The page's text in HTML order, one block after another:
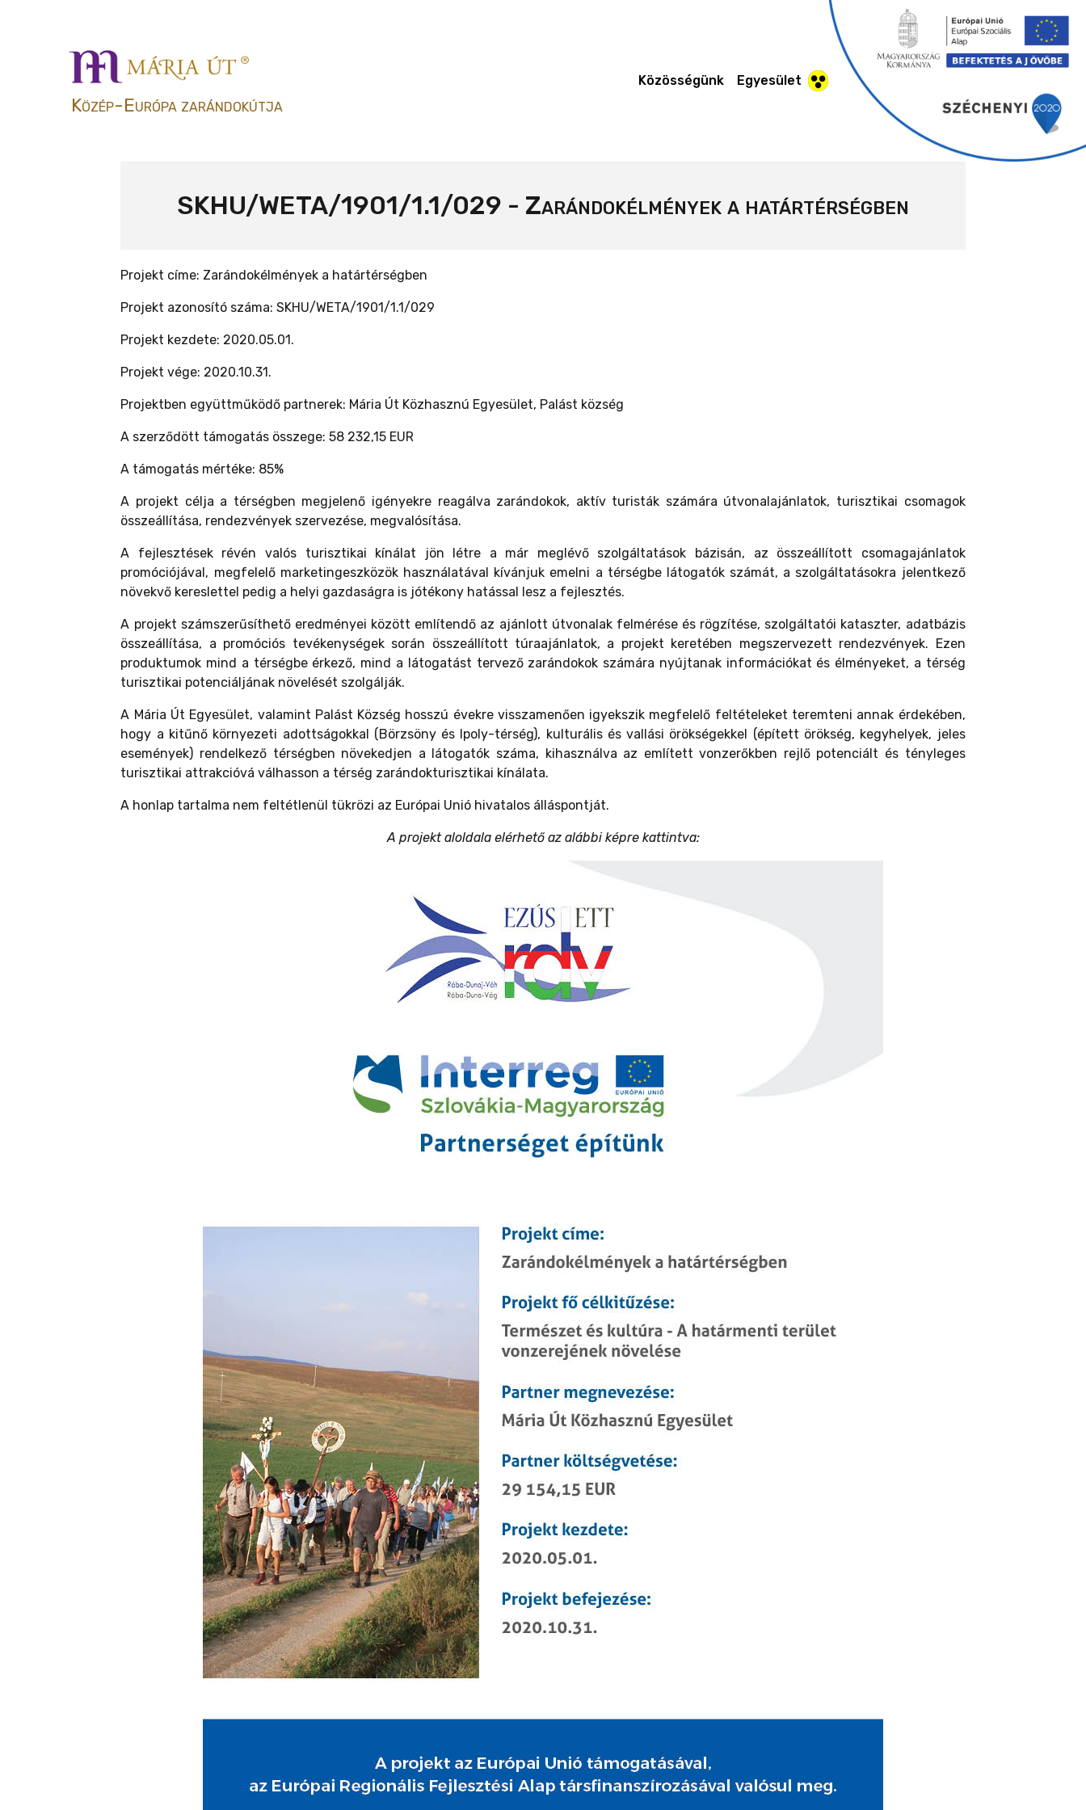
Közép-Európa zarándokútja
Egyesület
Közösségünk
SKHU/WETA/1901/1.1/029 - Zarándokélmények a határtérségben
Projekt címe: Zarándokélmények a határtérségben
Projekt azonosító száma: SKHU/WETA/1901/1.1/029
Projekt kezdete: 2020.05.01.
Projekt vége: 2020.10.31.
Projektben együttműködő partnerek: Mária Út Közhasznú Egyesület, Palást község
A szerződött támogatás összege: 58 232,15 EUR
A támogatás mértéke: 85%
A projekt célja a térségben megjelenő igényekre reagálva zarándokok, aktív turisták számára útvonalajánlatok, turisztikai csomagok
összeállítása, rendezvények szervezése, megvalósítása.
A fejlesztések révén valós turisztikai kínálat jön létre a már meglévő szolgáltatások bázisán, az összeállított csomagajánlatok
promóciójával, megfelelő marketingeszközök használatával kívánjuk emelni a térségbe látogatók számát, a szolgáltatásokra jelentkező
növekvő kereslettel pedig a helyi gazdaságra is jótékony hatással lesz a fejlesztés.
A projekt számszerűsíthető eredményei között említendő az ajánlott útvonalak felmérése és rögzítése, szolgáltatói kataszter, adatbázis
összeállítása, a promóciós tevékenységek során összeállított túraajánlatok, a projekt keretében megszervezett rendezvények. Ezen
produktumok mind a térségbe érkező, mind a látogatást tervező zarándokok számára nyújtanak információkat és élményeket, a térség
turisztikai potenciáljának növelését szolgálják.
A Mária Út Egyesület, valamint Palást Község hosszú évekre visszamenően igyekszik megfelelő feltételeket teremteni annak érdekében,
hogy a kitűnő környezeti adottságokkal (Börzsöny és Ipoly-térség), kulturális és vallási örökségekkel (épített örökség, kegyhelyek, jeles
események) rendelkező térségben növekedjen a látogatók száma, kihasználva az említett vonzerőkben rejlő potenciált és tényleges
turisztikai attrakcióvá válhasson a térség zarándokturisztikai kínálata.
A honlap tartalma nem feltétlenül tükrözi az Európai Unió hivatalos álláspontját.
A projekt aloldala elérhető az alábbi képre kattintva: